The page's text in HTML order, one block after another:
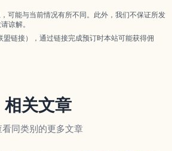
可能与当前情况有所不同。此外，我们不保证所发
谅解。
盟链接），通过链接完成预订时本站可能获得佣
相关文章
看同类别的更多文章